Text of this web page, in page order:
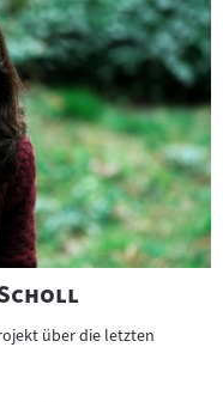
"
über die letzten